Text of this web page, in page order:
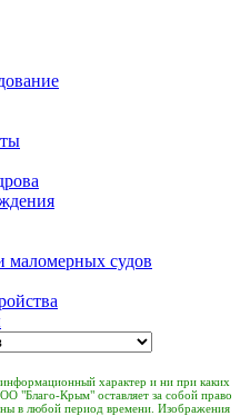
маломерных судов
характер и ни при каких
"Благо-Крым" оставляет за собой право
в любой период времени. Изображения